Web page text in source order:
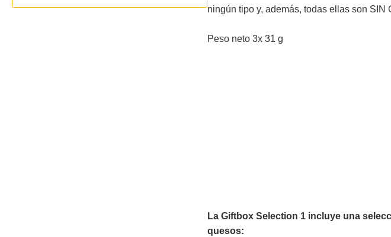
ningún tipo y, además, todas ellas son SIN
Peso neto 3x 31 g
La Giftbox Selection 1 incluye una
quesos: